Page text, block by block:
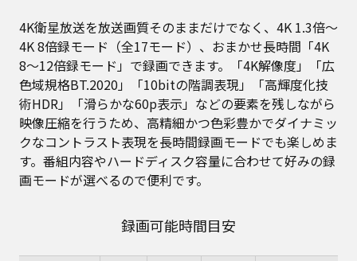
4K衛星放送を放送画質そのままだけでなく、4K 1.3倍～
4K 8倍録モード（全17モード）、おまかせ長時間「4K
8～12倍録モード」で録画できます。「4K解像度」「広
色域規格BT.2020」「10bitの階調表現」「高輝度化技
術HDR」「滑らかな60p表示」などの要素を残しながら
映像圧縮を行うため、高精細かつ色彩豊かでダイナミッ
クなコントラスト表現を長時間録画モードでも楽しめま
す。番組内容やハードディスク容量に合わせて好みの録
画モードが選べるので便利です。
録画可能時間目安